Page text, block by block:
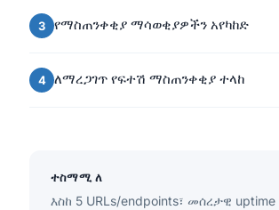
የማስጠንቀቂያ ማሳወቂያዎችን አየካከድ
ለማረጋገጥ የፍተሽ ማስጠንቀቂያ ተላከ
ተስማሚ ለ
እስከ 5 URLs/endpoints፣ መሰረታዊ